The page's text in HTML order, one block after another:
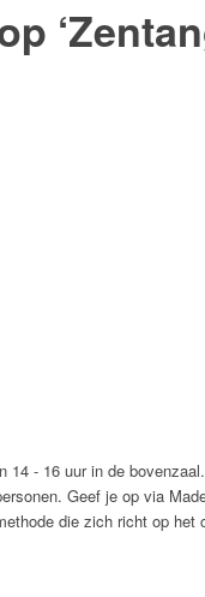
- 16 uur in de
Geef je op via
die zich richt op